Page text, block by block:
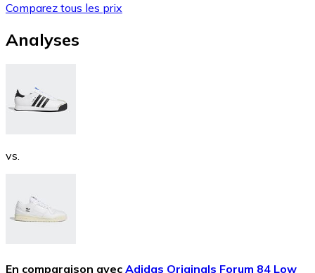
Comparez tous les prix
Analyses
vs.
En comparaison avec Adidas Originals Forum 84 Low